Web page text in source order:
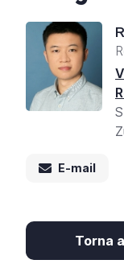
E-mail
Torna